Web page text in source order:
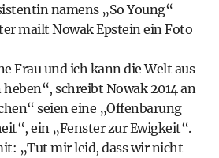
namens „So Young“
mailt Nowak Epstein ein Foto
Frau und ich kann die Welt aus
“, schreibt Nowak 2014 an
seien eine „Offenbarung
ein „Fenster zur Ewigkeit“.
„Tut mir leid, dass wir nicht